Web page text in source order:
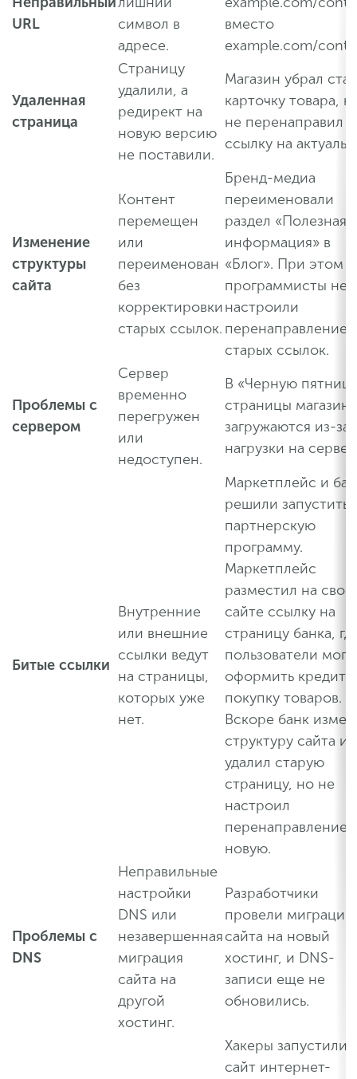
URL
символ в
адресе.
вместо
example.com/
Удаленная
страница
Страницу
удалили, а
редирект на
новую версию
не поставили.
Магазин убрал
карточку товара,
не перенаправил
ссылку на
Изменение
структуры
сайта
Контент
перемещен
или
переименован
без
корректировки
старых ссылок.
Бренд-медиа
переименовали
раздел «Полезная
информация» в
«Блог». При этом
программисты не
настроили
перенаправление
старых ссылок.
Проблемы с
сервером
Сервер
временно
перегружен
или
недоступен.
В «Черную
страницы
загружаются из-за
нагрузки на
Битые ссылки
Внутренние
или внешние
ссылки ведут
на страницы,
которых уже
нет.
Маркетплейс и
решили запустить
партнерскую
программу.
Маркетплейс
разместил на
сайте ссылку на
страницу банка,
пользователи
оформить кредит
покупку товаров.
Вскоре банк
структуру сайта и
удалил старую
страницу, но не
настроил
перенаправление
новую.
Проблемы с
DNS
Неправильные
настройки
DNS или
незавершенная
миграция
сайта на
другой
хостинг.
Разработчики
провели миграцию
сайта на новый
хостинг, и DNS-
записи еще не
обновились.
Хакеры запустили
сайт интернет-